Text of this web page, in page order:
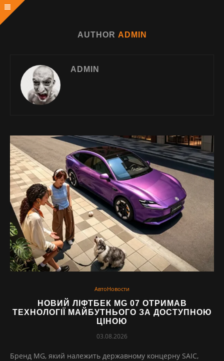
AUTHOR ADMIN
ADMIN
АвтоНовости
НОВИЙ ЛІФТБЕК MG 07 ОТРИМАВ
ТЕХНОЛОГІЇ МАЙБУТНЬОГО ЗА ДОСТУПНОЮ
ЦІНОЮ
03.08.2026
Бренд MG, який належить державному концерну SAIC,